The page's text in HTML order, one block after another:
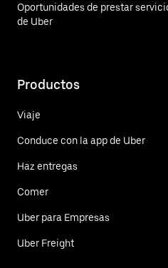
Oportunidades de prestar
de Uber
Productos
Viaje
Conduce con la app de Uber
Haz entregas
Comer
Uber para Empresas
Uber Freight